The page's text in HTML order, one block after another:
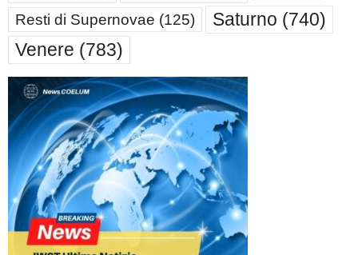
Resti di Supernovae (125) Saturno (740)
Venere (783)